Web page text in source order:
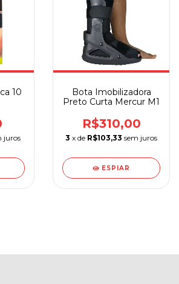
10
juros
Bota Imobilizadora
Preto Curta Mercur M1
R$310,00
3 x de R$103,33 sem juros
ESPIAR